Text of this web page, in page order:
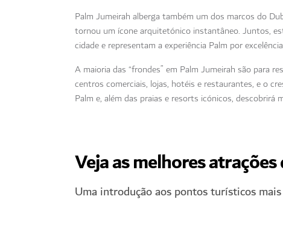
Palm Jumeirah alberga também um dos marcos do
tornou um ícone arquitetónico instantâneo. Juntos,
cidade e representam a experiência Palm por
A maioria das “frondes” em Palm Jumeirah são para
centros comerciais, lojas, hotéis e restaurantes, e o
Palm e, além das praias e resorts icónicos,
Veja as melhores
Uma introdução aos pontos turísticos